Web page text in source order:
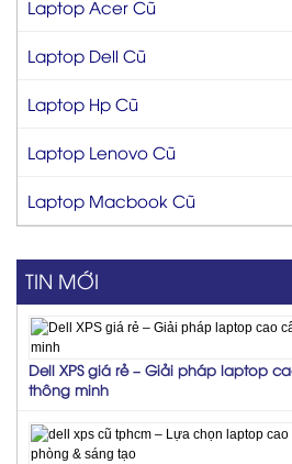
Laptop Acer Cũ
Laptop Dell Cũ
Laptop Hp Cũ
Laptop Lenovo Cũ
Laptop Macbook Cũ
TIN MỚI
Dell XPS giá rẻ – Giải pháp laptop
thông minh